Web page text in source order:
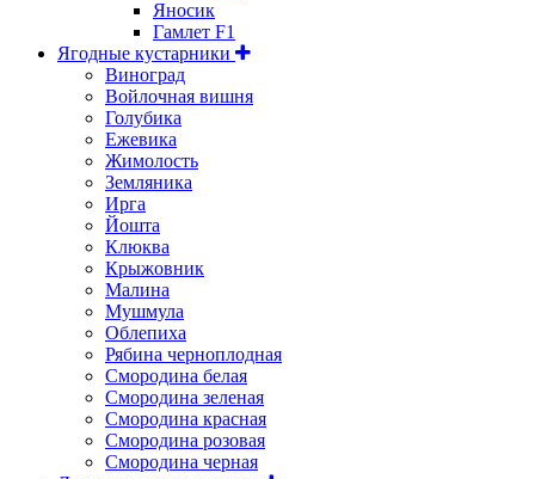
Яносик
Гамлет F1
Ягодные кустарники
Виноград
Войлочная вишня
Голубика
Ежевика
Жимолость
Земляника
Ирга
Йошта
Клюква
Крыжовник
Малина
Мушмула
Облепиха
Рябина черноплодная
Смородина белая
Смородина зеленая
Смородина красная
Смородина розовая
Смородина черная